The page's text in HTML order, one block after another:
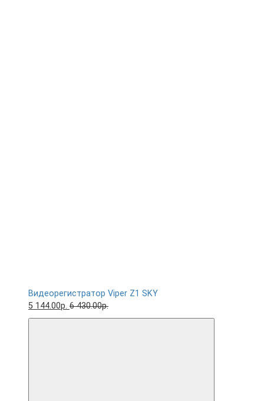
Видеорегистратор Viper Z1 SKY
5 144.00р. 6 430.00р.